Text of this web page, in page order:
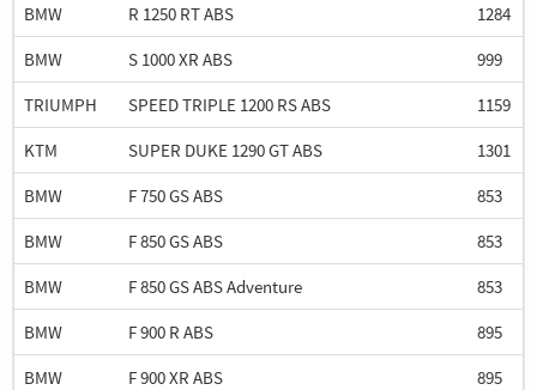
BMW
R 1250 RT ABS
1284
BMW
S 1000 XR ABS
999
TRIUMPH
SPEED TRIPLE 1200 RS ABS
1159
KTM
SUPER DUKE 1290 GT ABS
1301
BMW
F 750 GS ABS
853
BMW
F 850 GS ABS
853
BMW
F 850 GS ABS Adventure
853
BMW
F 900 R ABS
895
BMW
F 900 XR ABS
895